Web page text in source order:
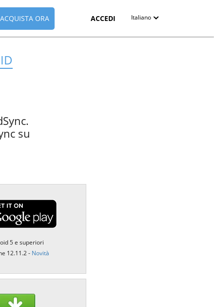
ACQUISTA ORA ACCEDI Italiano
su
5 e superiori
12.11.2 - Novità